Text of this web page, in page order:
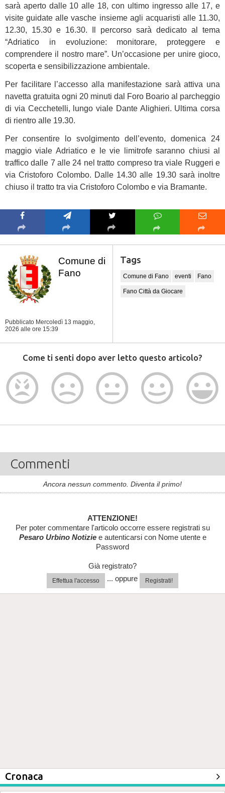
sarà aperto dalle 10 alle 18, con ultimo ingresso alle 17, e
visite guidate alle vasche insieme agli acquaristi alle 11.30,
12.30, 15.30 e 16.30. Il percorso sarà dedicato al tema
“Adriatico in evoluzione: monitorare, proteggere e
comprendere il nostro mare”. Un’occasione per unire gioco,
scoperta e sensibilizzazione ambientale.
Per facilitare l’accesso alla manifestazione sarà attiva una
navetta gratuita ogni 20 minuti dal Foro Boario al parcheggio
di via Cecchetelli, lungo viale Dante Alighieri. Ultima corsa
di rientro alle 19.30.
Per consentire lo svolgimento dell’evento, domenica 24
maggio viale Adriatico e le vie limitrofe saranno chiusi al
traffico dalle 7 alle 24 nel tratto compreso tra viale Ruggeri e
via Cristoforo Colombo. Dalle 14.30 alle 19.30 sarà inoltre
chiuso il tratto tra via Cristoforo Colombo e via Bramante.
Comune di
Fano
Pubblicato Mercoledì 13 maggio,
2026 alle ore 15:39
Tags
Comune di Fano eventi Fano
Fano Città da Giocare
Come ti senti dopo aver letto questo articolo?
Commenti
Ancora nessun commento. Diventa il primo!
ATTENZIONE!
Per poter commentare l'articolo occorre essere registrati su
Pesaro Urbino Notiziee autenticarsi con Nome utente e
Password
Già registrato?
Effettua l'accesso ... oppure Registrati!
Cronaca